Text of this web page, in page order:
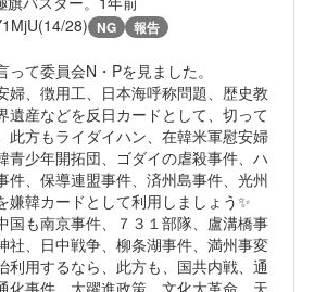
28) NG 報告
って委員会N・Pを見ました。
婦、徴用工、日本海呼称問題、歴史教
遺産などを反日カードとして、切って
此方もライダイハン、在韓米軍慰安婦
青少年開拓団、ゴダイの虐殺事件、ハ
件、保導連盟事件、済州島事件、光州
嫌韓カードとして利用しましょう✨️
国も南京事件、７３１部隊、盧溝橋事
社、日中戦争、柳条湖事件、満州事変
利用するなら、此方も、国共内戦、通
化事件、大躍進政策、文化大革命、天